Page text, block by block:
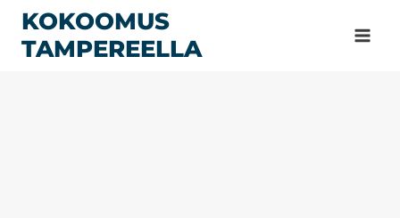
Siirry
sisältöön
KOKOOMUS
TAMPEREELLA